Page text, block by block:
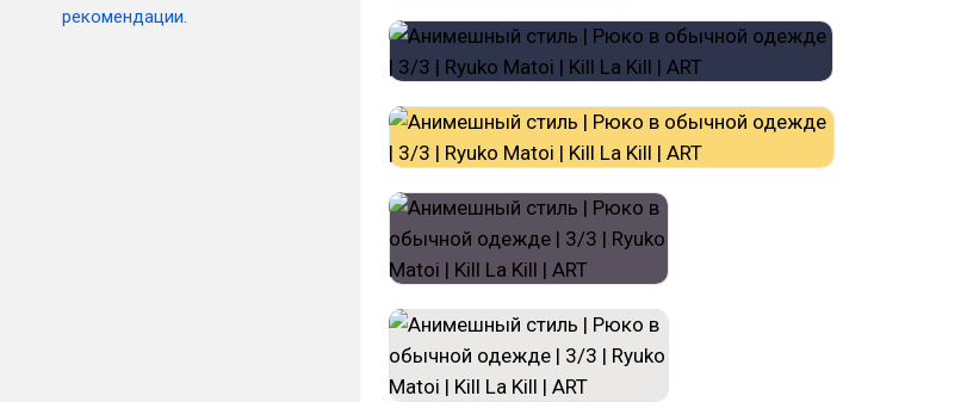
рекомендации.